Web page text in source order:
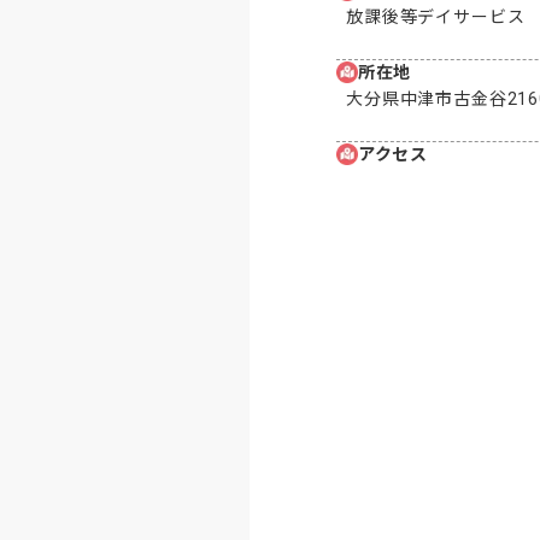
放課後等デイサービス
所在地
大分県中津市古金谷
アクセス